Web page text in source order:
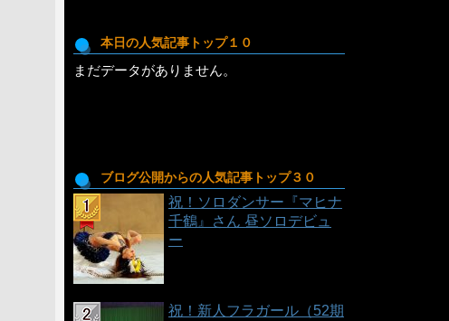
投
稿
一
本日の人気記事トップ１０
まだデータがありません。
ブログ公開からの人気記事トップ３０
祝！ソロダンサー『マヒナ
千鶴』さん 昼ソロデビュ
ー
祝！新人フラガール（52期